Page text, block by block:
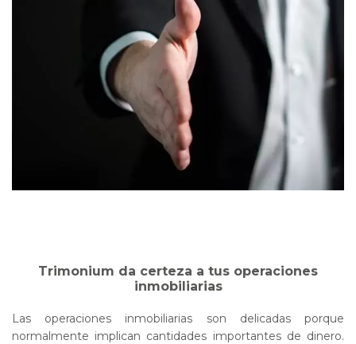
Trimonium da certeza a tus operaciones
inmobiliarias
Las operaciones inmobiliarias son delicadas porque
normalmente implican cantidades importantes de dinero.